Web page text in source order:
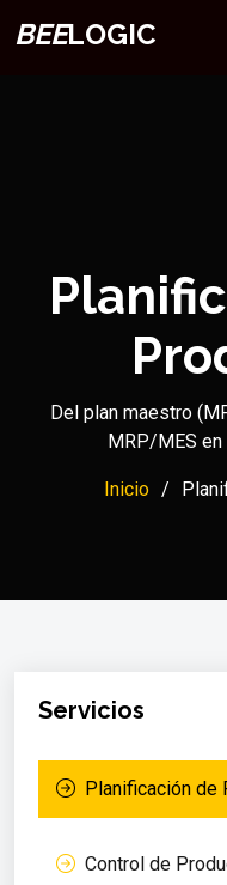
BEELOGIC
Del plan maestro
MRP/MES en
Inicio
Servicios
Planificación de
Control de